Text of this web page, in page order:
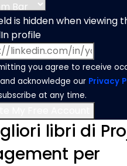
is hidden when viewing
profile
you agree to receive
acknowledge our Privacy
at any time.
libri di
per